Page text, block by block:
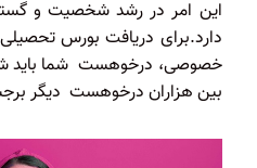
این امر در رشد شخصیت و
دارد.برای دریافت بورس
خصوصی، درخوهست شما باید
بین هزاران درخوهست دیگر